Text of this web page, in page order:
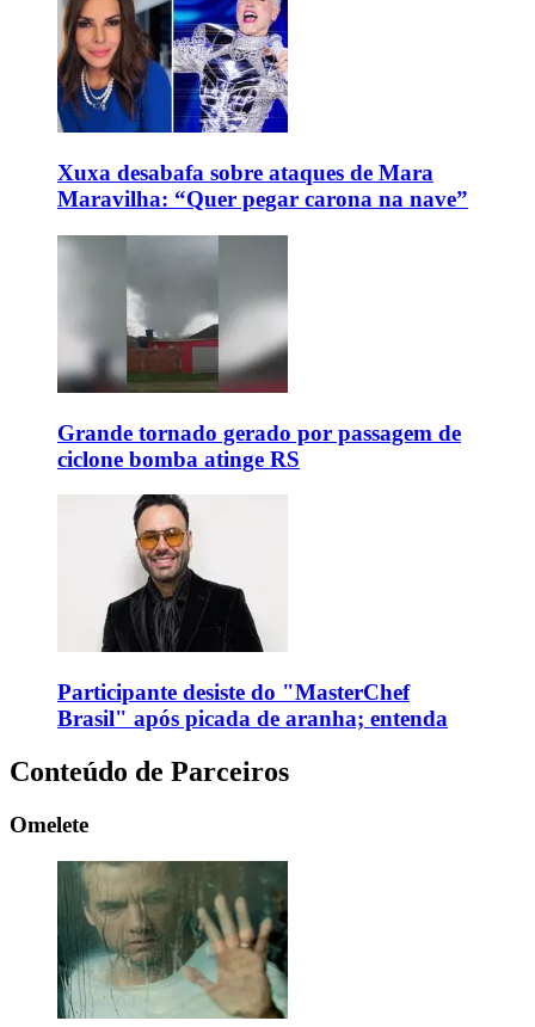
Xuxa desabafa sobre ataques de Mara
Maravilha: “Quer pegar carona na nave”
Grande tornado gerado por passagem de
ciclone bomba atinge RS
Participante desiste do "MasterChef
Brasil" após picada de aranha; entenda
Conteúdo de Parceiros
Omelete